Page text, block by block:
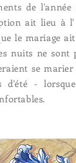
de
ait lieu à l'
le mariage
nuits ne sont
se
d'été -